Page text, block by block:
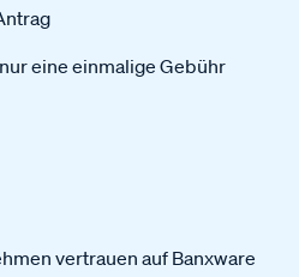
eine einmalige Gebühr
vertrauen auf Banxware